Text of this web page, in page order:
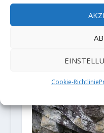
Cookie-Richtlinie